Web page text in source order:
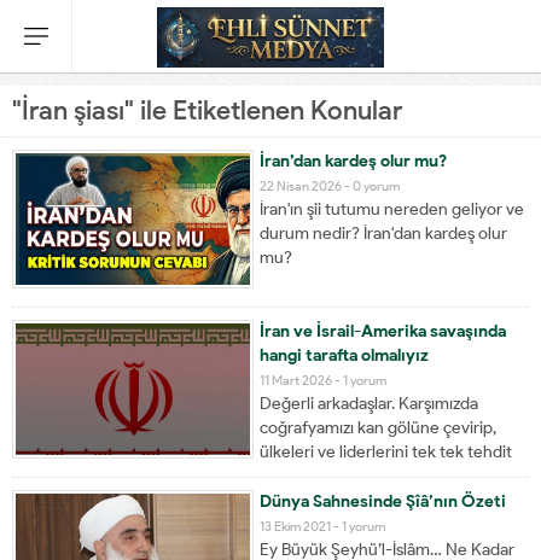
"İran şiası" ile Etiketlenen Konular
İran’dan kardeş olur mu?
22 Nisan 2026 - 0 yorum
İran'ın şii tutumu nereden geliyor ve
durum nedir? İran'dan kardeş olur
mu?
İran ve İsrail-Amerika savaşında
hangi tarafta olmalıyız
11 Mart 2026 - 1 yorum
Değerli arkadaşlar. Karşımızda
coğrafyamızı kan gölüne çevirip,
ülkeleri ve liderlerini tek tek tehdit
eden, yönetimlerini ve yöneticilerini
belirlemek isteyen kana susamış
siyonist azgın bir millet (israil) ve
onların emellerini gerçekleştirmek
Dünya Sahnesinde Şîâ’nın Özeti
13 Ekim 2021 - 1 yorum
Ey Büyük Şeyhü’l-İslâm… Ne Kadar